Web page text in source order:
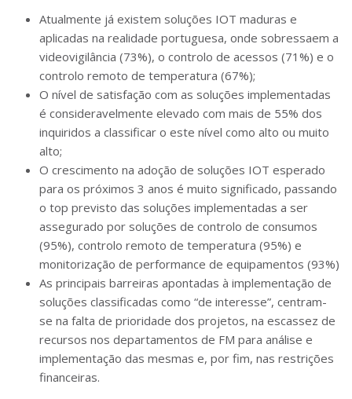
Atualmente já existem soluções IOT maduras e
aplicadas na realidade portuguesa, onde sobressaem a
videovigilância (73%), o controlo de acessos (71%) e o
controlo remoto de temperatura (67%);
O nível de satisfação com as soluções implementadas
é consideravelmente elevado com mais de 55% dos
inquiridos a classificar o este nível como alto ou muito
alto;
O crescimento na adoção de soluções IOT esperado
para os próximos 3 anos é muito significado, passando
o top previsto das soluções implementadas a ser
assegurado por soluções de controlo de consumos
(95%), controlo remoto de temperatura (95%) e
monitorização de performance de equipamentos (93%)
As principais barreiras apontadas à implementação de
soluções classificadas como “de interesse”, centram-
se na falta de prioridade dos projetos, na escassez de
recursos nos departamentos de FM para análise e
implementação das mesmas e, por fim, nas restrições
financeiras.